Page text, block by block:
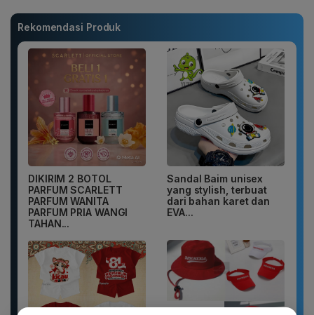
Rekomendasi Produk
DIKIRIM 2 BOTOL
PARFUM SCARLETT
PARFUM WANITA
PARFUM PRIA WANGI
TAHAN...
Sandal Baim unisex
yang stylish, terbuat
dari bahan karet dan
EVA...